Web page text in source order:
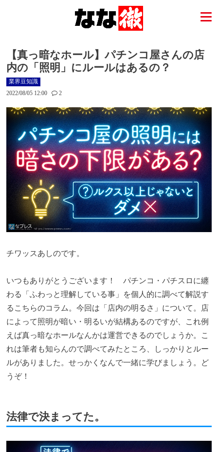
【真っ暗なホール】パチンコ屋さんの店
内の「照明」にルールはあるの？
業界豆知識
2022/08/05 12:00
2
チワッスあしのです。
いつもありがとうございます！ パチンコ・パチスロに纏
わる「ふわっと理解している事」を個人的に調べて解説す
るこちらのコラム。今回は「店内の明るさ」について。店
によって照明が暗い・明るいが結構あるのですが、これ例
えば真っ暗なホールなんかは運営できるのでしょうか。こ
れは筆者も知らんので調べてみたところ、しっかりとルー
ルがありました。せっかくなんで一緒に学びましょう。ど
うぞ！
法律で決まってた。